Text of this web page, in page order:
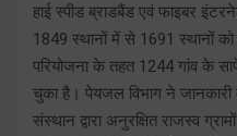
हाई स्पीड ब्राडबैंड एवं फाइबर
1849 स्थानों में से 1691 स्थानों
परियोजना के तहत 1244 गांव के
चुका है। पेयजल विभाग ने
संस्थान द्वारा अनुरक्षित राजस्व